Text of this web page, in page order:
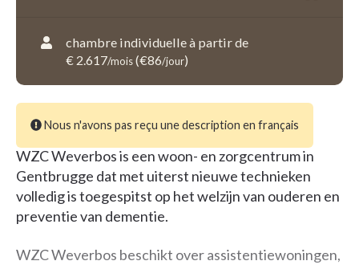
chambre individuelle à partir de
€ 2.617/mois(€86/jour)
Nous n'avons pas reçu une description en français
WZC Weverbos is een woon- en zorgcentrum in
Gentbrugge dat met uiterst nieuwe technieken
volledig is toegespitst op het welzijn van ouderen en
preventie van dementie.
WZC Weverbos beschikt over assistentiewoningen,